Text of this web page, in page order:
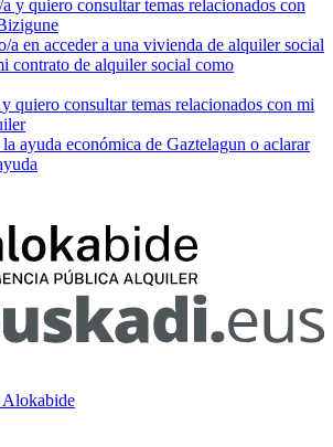
y quiero consultar temas relacionados con
a en acceder a una vivienda de alquiler social
contrato de alquiler social como
y quiero consultar temas relacionados con mi
ayuda económica de Gaztelagun o aclarar
Alokabide